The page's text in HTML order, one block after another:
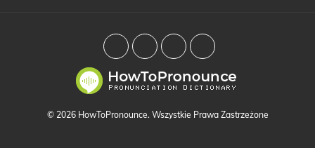
© 2026 HowToPronounce. Wszystkie Prawa Zastrzeżone